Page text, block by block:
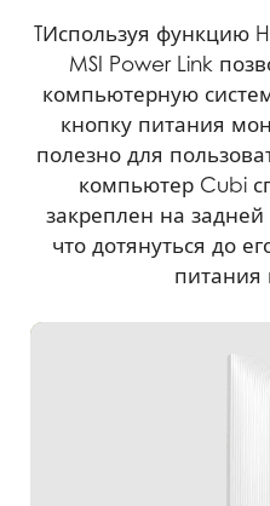
TИспользуя функцию
MSI Power Link
компьютерную
кнопку питания
полезно для
компьютер Cubi
закреплен на
что дотянуться до
питания